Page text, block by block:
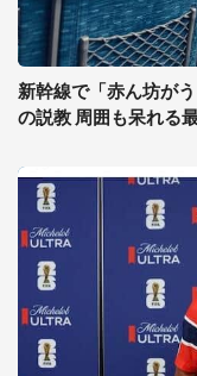
新幹線で「赤ん坊が
の説教 周囲も呆れる